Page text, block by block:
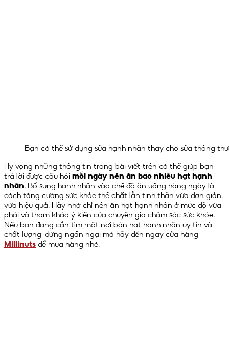
Bạn có thể sử dụng sữa hạnh nhân thay cho sữa thông
Hy vọng những thông tin trong bài viết trên có thể giúp bạn
trả lời được câu hỏi mỗi ngày nên ăn bao nhiêu hạt hạnh
nhân . Bổ sung hạnh nhân vào chế độ ăn uống hàng ngày là
cách tăng cường sức khỏe thể chất lẫn tinh thần vừa đơn giản,
vừa hiệu quả. Hãy nhớ chỉ nên ăn hạt hạnh nhân ở mức độ vừa
phải và tham khảo ý kiến ​​của chuyên gia chăm sóc sức khỏe.
Nếu bạn đang cần tìm một nơi bán hạt hạnh nhân uy tín và
chất lượng, đừng ngần ngại mà hãy đến ngay cửa hàng
Millinuts để mua hàng nhé.